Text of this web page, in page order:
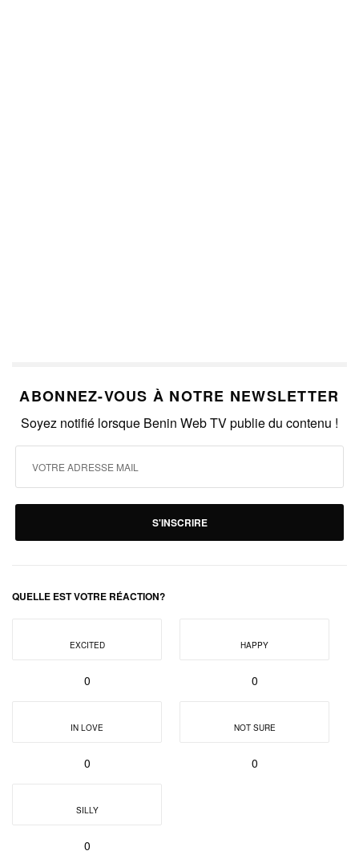
ABONNEZ-VOUS À NOTRE NEWSLETTER
Soyez notifié lorsque Benin Web TV publie du contenu !
S'INSCRIRE
QUELLE EST VOTRE RÉACTION?
EXCITED
0
HAPPY
0
IN LOVE
0
NOT SURE
0
SILLY
0